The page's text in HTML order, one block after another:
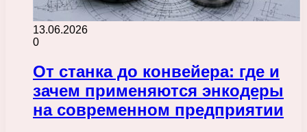
13.06.2026
0
От станка до конвейера: где и
зачем применяются энкодеры
на современном предприятии